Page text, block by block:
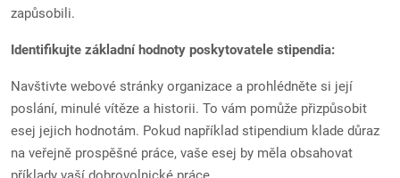
zapůsobili.
Identifikujte základní hodnoty poskytovatele stipendia:
Navštivte webové stránky organizace a prohlédněte si její
poslání, minulé vítěze a historii. To vám pomůže přizpůsobit
esej jejich hodnotám. Pokud například stipendium klade důraz
na veřejně prospěšné práce, vaše esej by měla obsahovat